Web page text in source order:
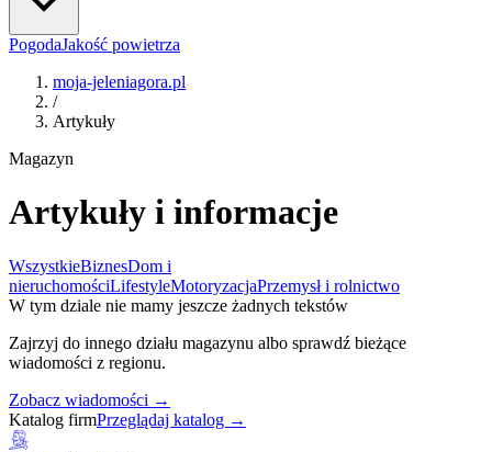
PogodaJakość powietrza
moja-jeleniagora.pl
/
Artykuły
Magazyn
Artykuły i informacje
WszystkieBiznesDom i
nieruchomościLifestyleMotoryzacjaPrzemysł i rolnictwo
W tym dziale nie mamy jeszcze żadnych tekstów
Zajrzyj do innego działu magazynu albo sprawdź bieżące
wiadomości z regionu.
Zobacz wiadomości →
Katalog firmPrzeglądaj katalog →